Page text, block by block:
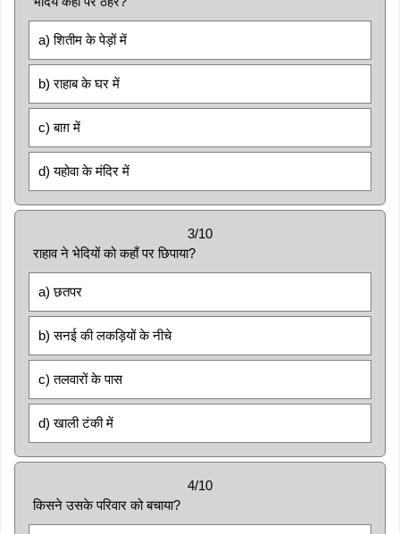
a) शितीम के पेड़ों में
b) राहाब के घर में
c) बाग़ में
d) यहोवा के मंदिर में
3/10
राहाव ने भेदियों को कहाँ पर छिपाया?
a) छतपर
b) सनई की लकड़ियों के नीचे
c) तलवारों के पास
d) खाली टंकी में
4/10
किसने उसके परिवार को बचाया?